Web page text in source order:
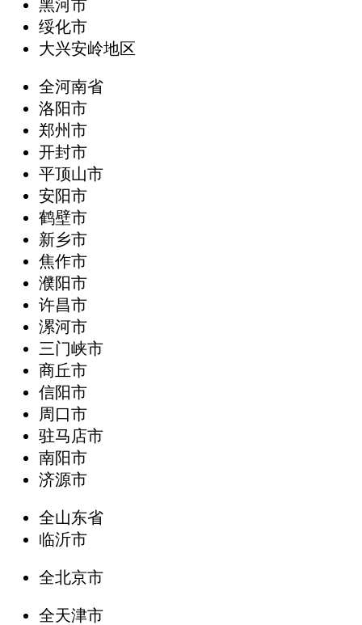
黑河市
绥化市
大兴安岭地区
全河南省
洛阳市
郑州市
开封市
平顶山市
安阳市
鹤壁市
新乡市
焦作市
濮阳市
许昌市
漯河市
三门峡市
商丘市
信阳市
周口市
驻马店市
南阳市
济源市
全山东省
临沂市
全北京市
全天津市